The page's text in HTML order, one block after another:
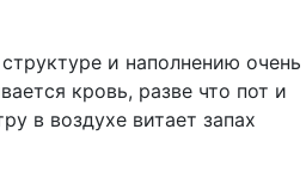
и наполнению очень
кровь, разве что пот и
в воздухе витает запах